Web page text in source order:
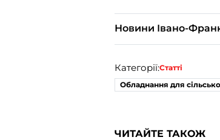
Новини Івано-
Категорії:Статті
Обладнання для
ЧИТАЙТЕ ТАКОЖ